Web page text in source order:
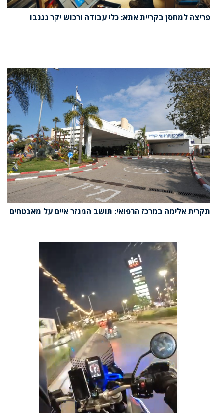
פריצה למחסן בקריית אתא: כלי עבודה ורכוש יקר נגנבו
תקרית אלימה במרכז הרפואי: תושב המגזר איים על מאבטחים